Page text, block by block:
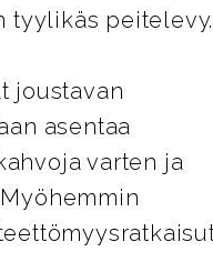
tyylikäs peitelevy.
joustavan
asentaa
varten ja